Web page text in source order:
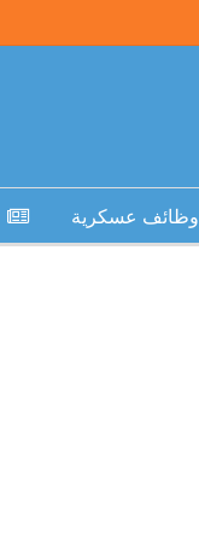
وظائف عسكرية